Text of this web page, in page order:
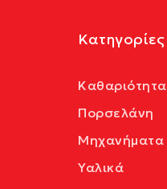
Κατηγορίες
Καθαριότητα
Πορσελάνη
Μηχανήματα
Υαλικά